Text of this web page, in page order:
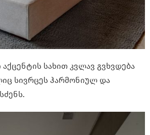
აქცენტის სახით კვლავ გვხვდება
სივრცეს ჰარმონიულ და